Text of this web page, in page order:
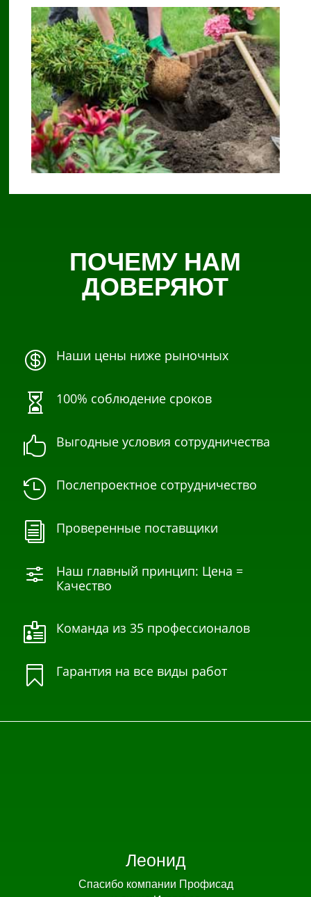
ПОЧЕМУ НАМ
ДОВЕРЯЮТ
 Наши цены ниже рыночных
 100% соблюдение сроков
 Выгодные условия сотрудничества
 Послепроектное сотрудничество
i Проверенные поставщики
f
Наш главный принцип: Цена =
Качество
 Команда из 35 профессионалов
 Гарантия на все виды работ
Леонид
Спасибо компании Профисад